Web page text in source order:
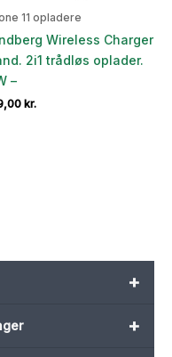
+
+
11 opladere
Wireless Charger
2i1 trådløs oplader.
–
kr.